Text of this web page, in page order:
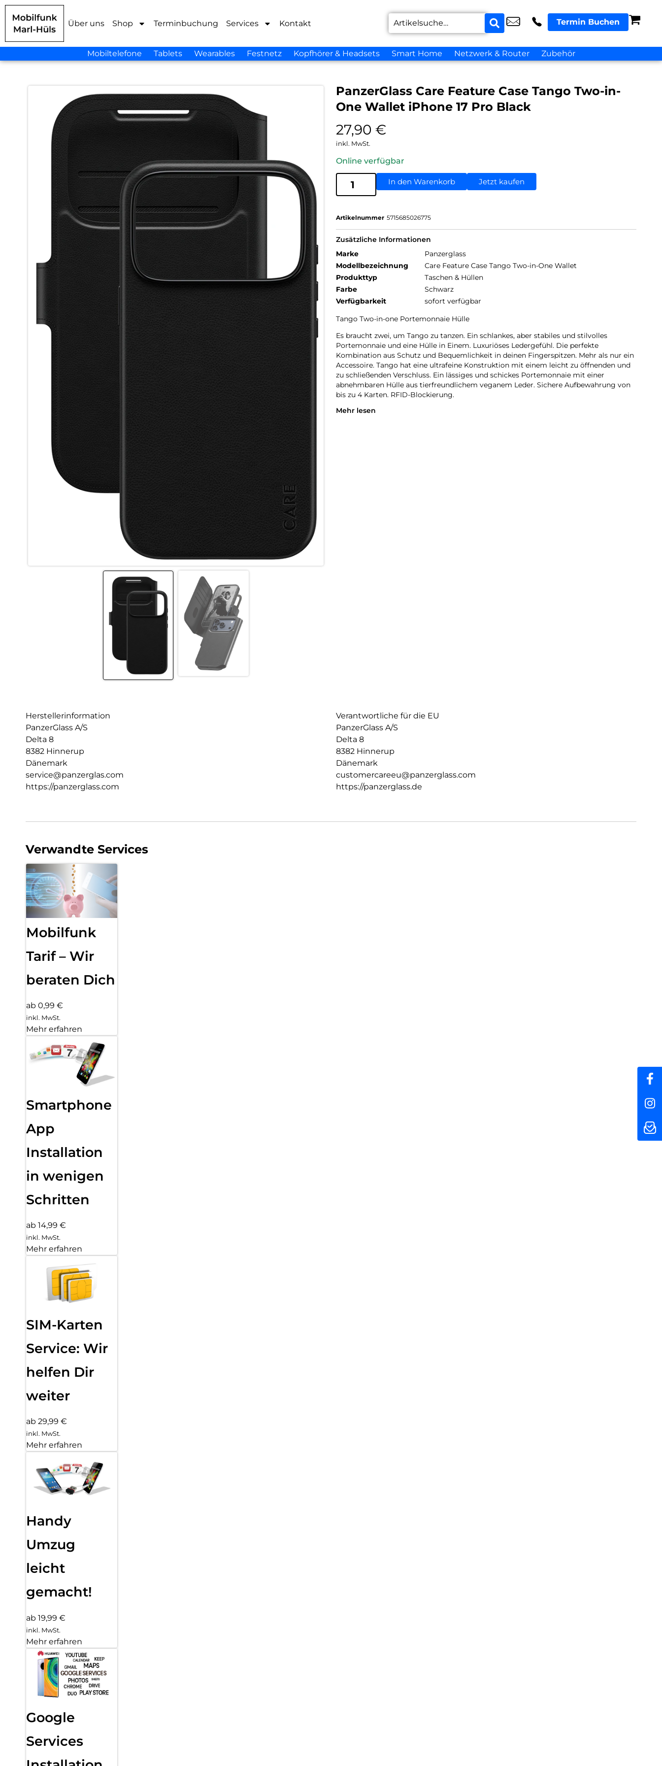
Über uns Shop Terminbuchung Services Kontakt Termin Buchen
Mobiltelefone Tablets Wearables Festnetz Kopfhörer & Headsets Smart Home Netzwerk & Router Zubehör
PanzerGlass Care Feature Case Tango Two-in-
One Wallet iPhone 17 Pro Black
27,90 €
inkl. MwSt.
Online verfügbar
In den Warenkorb Jetzt kaufen
Artikelnummer 5715685026775
Zusätzliche Informationen
Marke
Panzerglass
Modellbezeichnung
Care Feature Case Tango Two-in-One Wallet
Produkttyp
Taschen & Hüllen
Farbe
Schwarz
Verfügbarkeit
sofort verfügbar
Tango Two-in-one Portemonnaie Hülle
Es braucht zwei, um Tango zu tanzen. Ein schlankes, aber stabiles und stilvolles
Portemonnaie und eine Hülle in Einem. Luxuriöses Ledergefühl. Die perfekte
Kombination aus Schutz und Bequemlichkeit in deinen Fingerspitzen. Mehr als nur ein
Accessoire. Tango hat eine ultrafeine Konstruktion mit einem leicht zu öffnenden und
zu schließenden Verschluss. Ein lässiges und schickes Portemonnaie mit einer
abnehmbaren Hülle aus tierfreundlichem veganem Leder. Sichere Aufbewahrung von
bis zu 4 Karten. RFID-Blockierung.
Abnehmbare Hülle aus veganem Lux-Leder
Mehr lesen
Herstellerinformation
PanzerGlass A/S
Delta 8
8382 Hinnerup
Dänemark
service@panzerglas.com
https://panzerglass.com
Verantwortliche für die EU
PanzerGlass A/S
Delta 8
8382 Hinnerup
Dänemark
customercareeu@panzerglass.com
https://panzerglass.de
Verwandte Services
Mobilfunk
Tarif – Wir
beraten Dich
ab 0,99 €
inkl. MwSt.
Mehr erfahren
Smartphone
App
Installation
in wenigen
Schritten
ab 14,99 €
inkl. MwSt.
Mehr erfahren
SIM-Karten
Service: Wir
helfen Dir
weiter
ab 29,99 €
inkl. MwSt.
Mehr erfahren
Handy
Umzug
leicht
gemacht!
ab 19,99 €
inkl. MwSt.
Mehr erfahren
Google
Services